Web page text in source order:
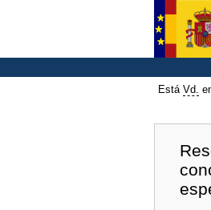
Está Vd.